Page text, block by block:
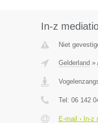
In-z
Niet
Gelderland »
Tel: 06 142
E-mail › In-z